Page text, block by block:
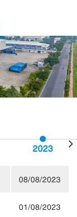
2023
08/08/2023
01/08/2023